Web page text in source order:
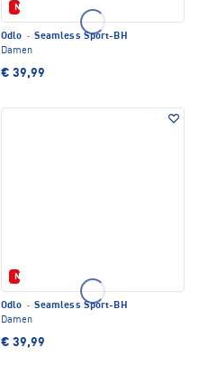
Neu
Odlo · Seamless Sport-BH
Damen
€ 39,99
Neu
Odlo · Seamless Sport-BH
Damen
€ 39,99